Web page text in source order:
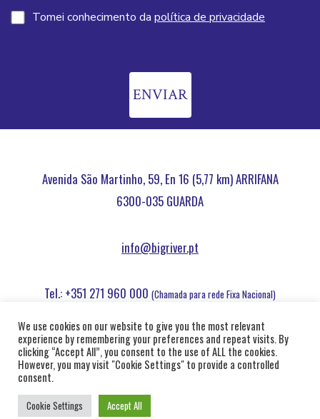
Tomei conhecimento da política de privacidade
Avenida São Martinho, 59, En 16 (5,77 km) ARRIFANA
6300-035 GUARDA
info@bigriver.pt
Tel.: +351 271 960 000 (Chamada para rede Fixa Nacional)
© 2026Big River - Powered by Sentido Comum
Política de privacidade
We use cookies on our website to give you the most relevant
experience by remembering your preferences and repeat visits. By
clicking “Accept All”, you consent to the use of ALL the cookies.
However, you may visit "Cookie Settings" to provide a controlled
consent.
Cookie Settings Accept All